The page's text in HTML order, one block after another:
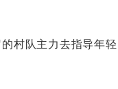
村队主力去指导年轻